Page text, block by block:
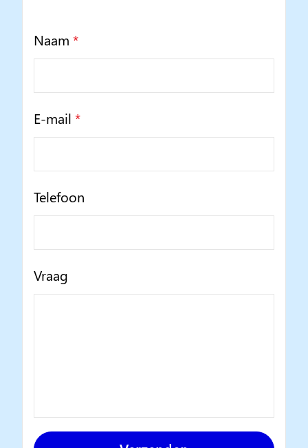
Naam *
E-mail *
Telefoon
Vraag